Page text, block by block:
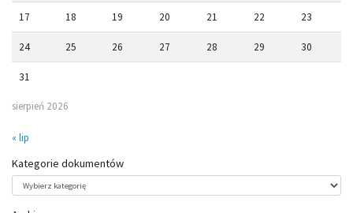
sierpień 2026
17 18 19 20 21 22 23
24 25 26 27 28 29 30
31
« lip
Kategorie dokumentów
dokumentów